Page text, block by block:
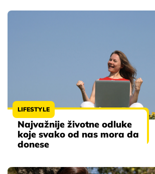
LIFESTYLE
Najvažnije životne odluke
koje svako od nas mora da
donese